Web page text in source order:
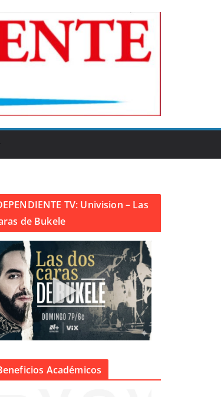
TV: Univision – Las
de Bukele
Académicos